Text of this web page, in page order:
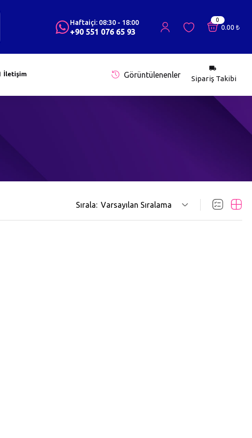
Haftaiçi: 08:30 - 18:00
+90 551 076 65 93
0
0.00₺
İletişim Görüntülenenler Sipariş Takibi
Sırala: Varsayılan Sıralama